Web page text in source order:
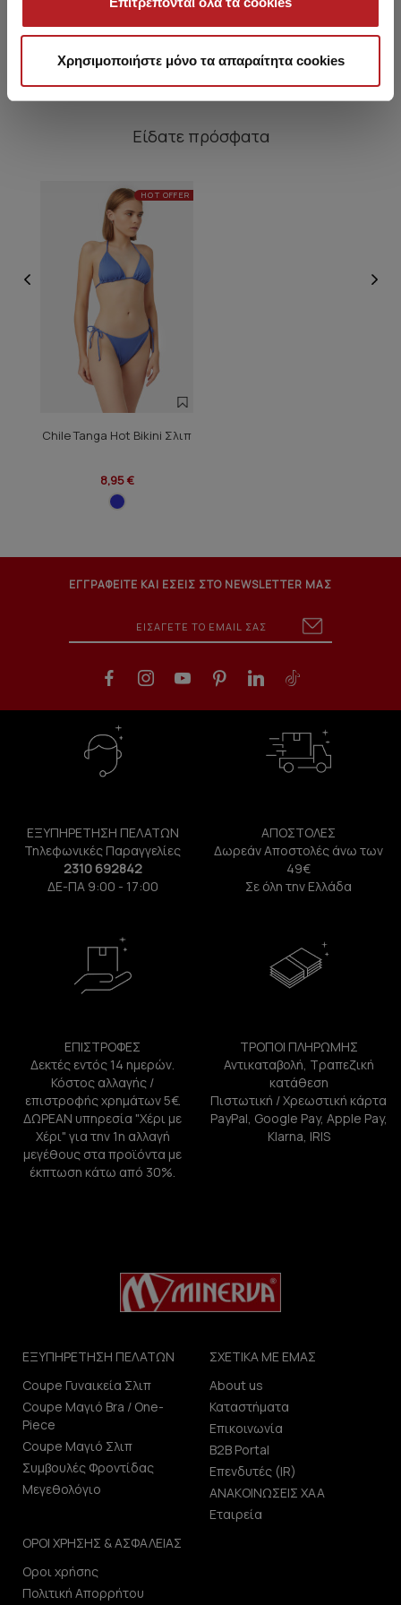
Χρησιμοποιήστε μόνο τα απαραίτητα cookies
Είδατε πρόσφατα
HOT OFFER
Chile Tanga Hot Bikini Σλιπ
8,95 €
ΕΓΓΡΑΦΕΙΤΕ ΚΑΙ ΕΣΕΙΣ ΣΤΟ NEWSLETTER ΜΑΣ
ΕΞΥΠΗΡΕΤΗΣΗ ΠΕΛΑΤΩΝ
Τηλεφωνικές Παραγγελίες
2310 692842
ΔΕ-ΠΑ 9:00 - 17:00
ΑΠΟΣΤΟΛΕΣ
Δωρεάν Αποστολές άνω των
49€
Σε όλη την Ελλάδα
ΕΠΙΣΤΡΟΦΕΣ
Δεκτές εντός 14 ημερών.
Κόστος αλλαγής /
επιστροφής χρημάτων 5€.
ΔΩΡΕΑΝ υπηρεσία "Χέρι με
Χέρι" για την 1η αλλαγή
μεγέθους στα προϊόντα με
έκπτωση κάτω από 30%.
ΤΡΟΠΟΙ ΠΛΗΡΩΜΗΣ
Αντικαταβολή, Τραπεζική
κατάθεση
Πιστωτική / Χρεωστική κάρτα
PayPal, Google Pay, Apple Pay,
Klarna, IRIS
ΕΞΥΠΗΡΕΤΗΣΗ ΠΕΛΑΤΩΝ
Coupe Γυναικεία Σλιπ
Coupe Μαγιό Bra / One-
Piece
Coupe Μαγιό Σλιπ
Συμβουλές Φροντίδας
Μεγεθολόγιο
ΣΧΕΤΙΚΑ ΜΕ ΕΜΑΣ
About us
Καταστήματα
Επικοινωνία
B2B Portal
Επενδυτές (IR)
ΑΝΑΚΟΙΝΩΣΕΙΣ ΧΑΑ
Εταιρεία
ΟΡΟΙ ΧΡΗΣΗΣ & ΑΣΦΑΛΕΙΑΣ
Οροι χρήσης
Πολιτική Απορρήτου